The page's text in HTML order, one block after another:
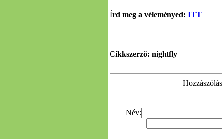
Írd meg a véleményed: ITT
Cikkszerző: nightfly
Név: